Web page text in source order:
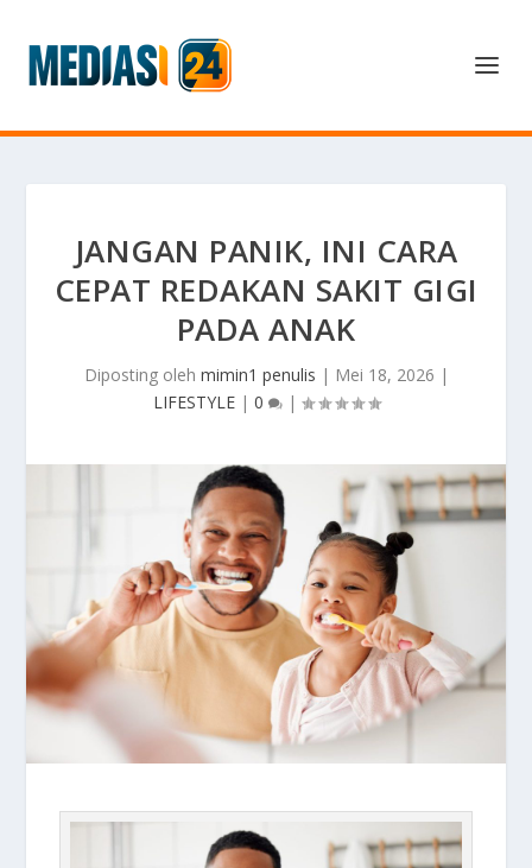
JANGAN PANIK, INI CARA
CEPAT REDAKAN SAKIT GIGI
PADA ANAK
Diposting oleh mimin1 penulis | Mei 18, 2026 |
LIFESTYLE| 0 |